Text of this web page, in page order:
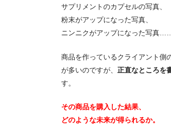
サプリメントのカプセルの写真、
粉末がアップになった写真、
ニンニクがアップになった写真……
商品を作っているクライアント側
が多いのですが、 正直なところを
す。
その商品を購入した結果、
どのような未来が得られるか。